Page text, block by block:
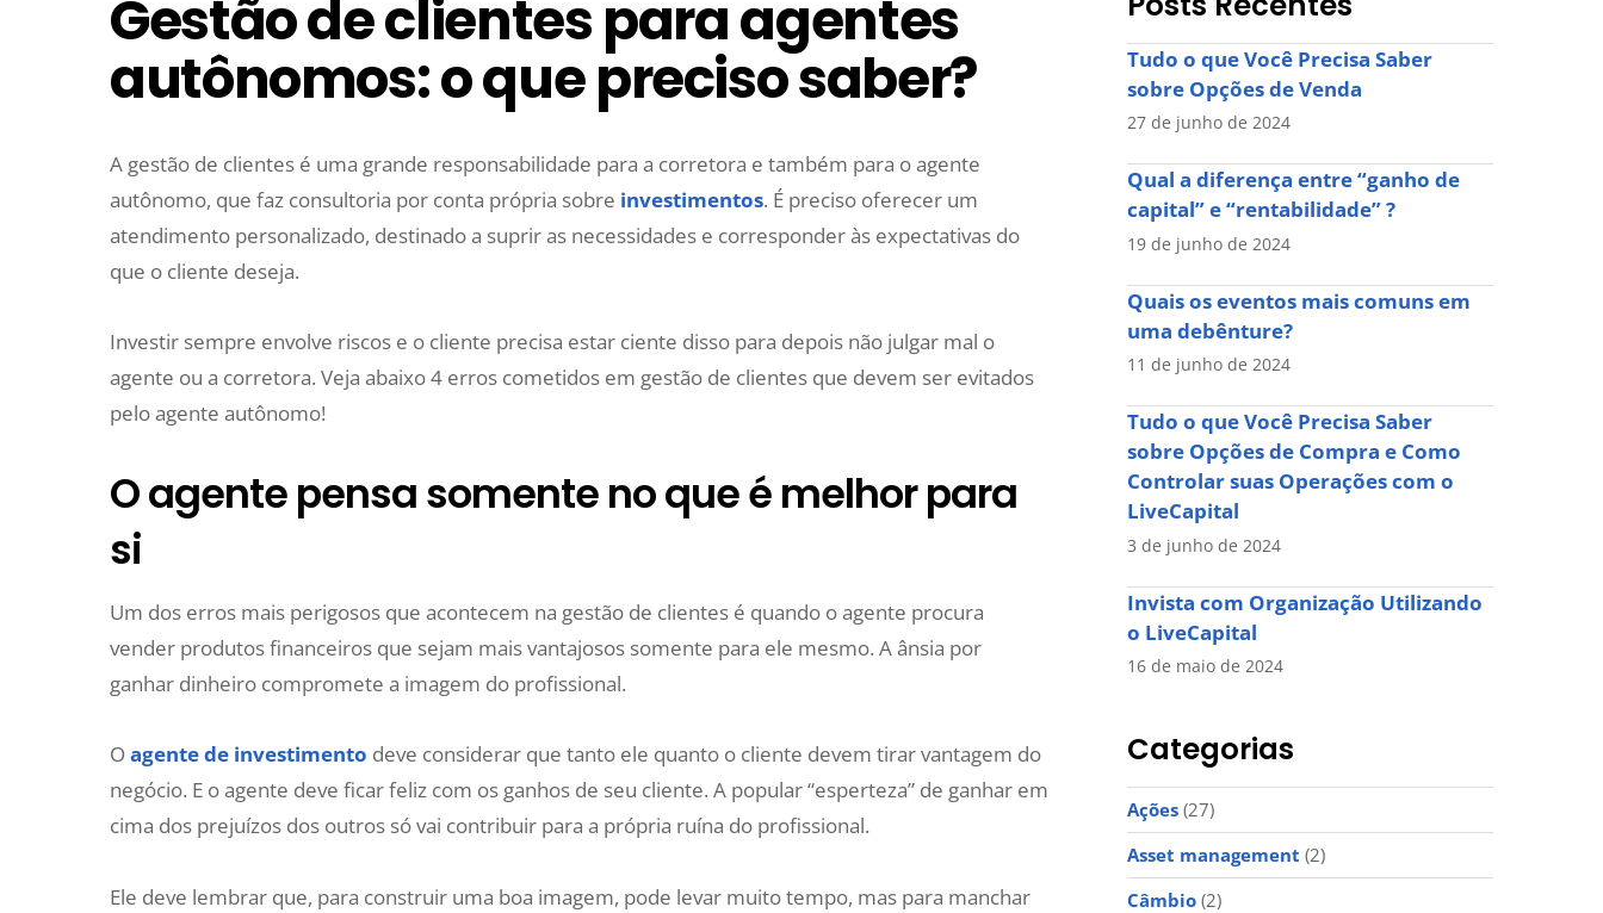
Gestão de clientes para agentes
autônomos: o que preciso saber?
A gestão de clientes é uma grande responsabilidade para a corretora e também para o agente
autônomo, que faz consultoria por conta própria sobre investimentos. É preciso oferecer um
atendimento personalizado, destinado a suprir as necessidades e corresponder às expectativas do
que o cliente deseja.
Investir sempre envolve riscos e o cliente precisa estar ciente disso para depois não julgar mal o
agente ou a corretora. Veja abaixo 4 erros cometidos em gestão de clientes que devem ser evitados
pelo agente autônomo!
O agente pensa somente no que é melhor para
si
Um dos erros mais perigosos que acontecem na gestão de clientes é quando o agente procura
vender produtos financeiros que sejam mais vantajosos somente para ele mesmo. A ânsia por
ganhar dinheiro compromete a imagem do profissional.
O agente de investimento deve considerar que tanto ele quanto o cliente devem tirar vantagem do
negócio. E o agente deve ficar feliz com os ganhos de seu cliente. A popular “esperteza” de ganhar em
cima dos prejuízos dos outros só vai contribuir para a própria ruína do profissional.
Ele deve lembrar que, para construir uma boa imagem, pode levar muito tempo, mas para manchar
Tudo o que Você Precisa Saber
sobre Opções de Venda
27 de junho de 2024
Qual a diferença entre “ganho de
capital” e “rentabilidade” ?
19 de junho de 2024
Quais os eventos mais comuns em
uma debênture?
11 de junho de 2024
Tudo o que Você Precisa Saber
sobre Opções de Compra e Como
Controlar suas Operações com o
LiveCapital
3 de junho de 2024
Invista com Organização Utilizando
o LiveCapital
16 de maio de 2024
Categorias
Ações(27)
Asset management (2)
Câmbio(2)